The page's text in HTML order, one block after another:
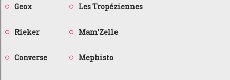
Geox Les Tropéziennes
Rieker Mam’Zelle
Converse Mephisto